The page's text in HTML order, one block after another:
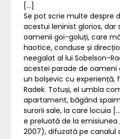
[…]
Se pot scrie multe despre
acestui leninist glorios,
oamenii goi-goluți, care
haotice, conduse și
neegalat al lui Sobelson-
acestei parade de
un bolșevic cu experiență,
Radek. Totuși, el umbla
apartament, băgând
surorii sale, la care locuia
e preluată de la emisiunea
2007), difuzată pe canalul